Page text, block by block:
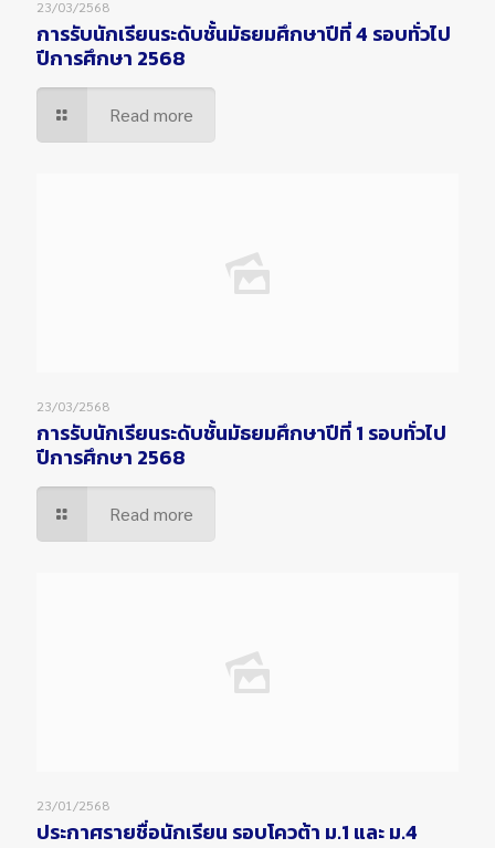
23/03/2568
การรับนักเรียนระดับชั้นมัธยมศึกษาปีที่ 4 รอบทั่วไป
ปีการศึกษา 2568
Read more
23/03/2568
การรับนักเรียนระดับชั้นมัธยมศึกษาปีที่ 1 รอบทั่วไป
ปีการศึกษา 2568
Read more
23/01/2568
ประกาศรายชื่อนักเรียน รอบโควต้า ม.1 และ ม.4